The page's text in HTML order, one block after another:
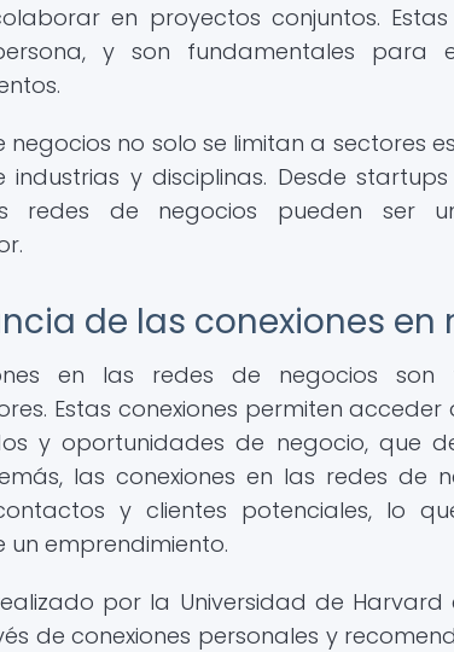
en proyectos conjuntos.
y son fundamentales para
negocios no solo se limitan a sectores
industrias y disciplinas. Desde
redes de negocios pueden ser
de las conexiones en
en las redes de negocios
Estas conexiones permiten
y oportunidades de negocio, que
las conexiones en las redes
y clientes potenciales, lo
un emprendimiento.
por la Universidad de
de conexiones personales y